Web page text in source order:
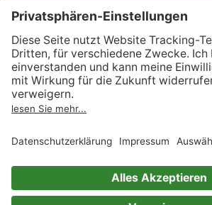
AGB
Informationen nach Data
Act
Verträge hier kündigen
Impressum
Immer ein gutes